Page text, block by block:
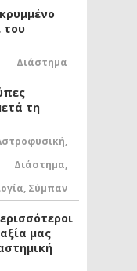
του
Διάστημα
τη
,
Διάστημα,
, Σύμπαν
μας